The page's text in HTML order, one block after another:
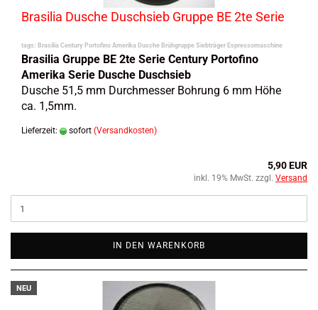
Brasilia Dusche Duschsieb Gruppe BE 2te Serie
tags: Brasilia Century Portofino Amerika Dusche Brühgruppe Siebträger Espressomaschine
Brasilia Gruppe BE 2te Serie Century Portofino
Amerika Serie Dusche Duschsieb
Dusche 51,5 mm Durchmesser Bohrung 6 mm Höhe
ca. 1,5mm.
Lieferzeit: sofort (Versandkosten)
5,90 EUR
inkl. 19% MwSt. zzgl. Versand
IN DEN WARENKORB
NEU